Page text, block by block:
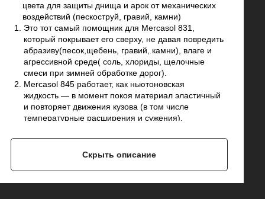
цвета для защиты днища и арок от механических
воздействий (пескоструй, гравий, камни)
Это тот самый помощник для Mercasol 831,
который покрывает его сверху, не давая повредить
абразиву(песок,щебень, гравий, камни), влаге и
агрессивной среде( соль, хлориды, щелочные
смеси при зимней обработке дорог).
Mercasol 845 работает, как ньютоновская
жидкость — в момент покоя материал эластичный
и повторяет движения кузова (в том числе
температурные расширения и сужения),
становится упругим.
Имеет свойство самовосстановления, то есть
пока их обнаружат.
Материал зимой не трескается, летом не течет.
Скрыть описание